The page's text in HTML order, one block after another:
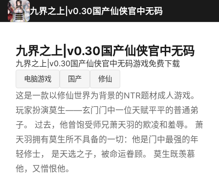
九界之上|v0.30国产仙侠官中无码
九界之上|v0.30国产仙侠官中无码
九界之上|v0.30国产仙侠官中无码游戏免费下载
电脑游戏 国产 修仙
这是一款以修仙世界为背景的NTR题材成人游戏。
玩家扮演莫生——玄门门中一位天赋平平的普通弟
子。 过去，他曾饱受师兄萧天羽的欺凌和羞辱。 萧
天羽拥有莫生所不具备的一切：他是门中最强的年
轻修士， 是天选之子，被命运眷顾。 莫生既羡慕
他，又憎恨他。